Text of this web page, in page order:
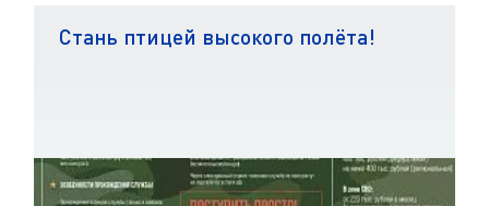
Стань птицей высокого полёта!